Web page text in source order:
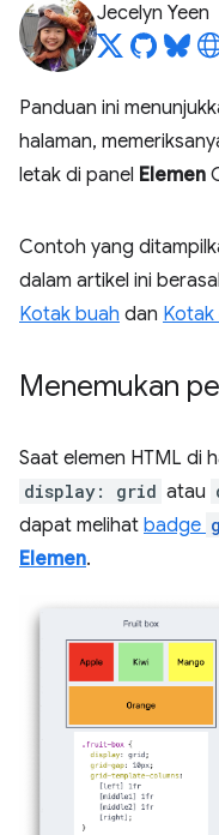
Jecelyn Yeen
Panduan ini
halaman,
letak di panel Elemen
Contoh yang
dalam artikel ini
Kotak buah dan Kotak
Menemukan
Saat elemen HTML di
display: grid atau
dapat melihat badge
Elemen.